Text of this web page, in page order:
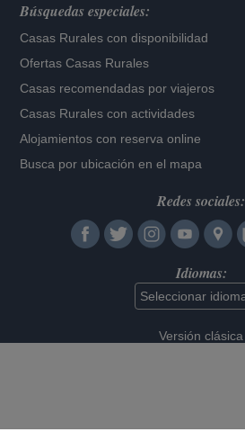
Búsquedas especiales:
Casas Rurales con disponibilidad
Ofertas Casas Rurales
Casas recomendadas por viajeros
Casas Rurales con actividades
Alojamientos con reserva online
Busca por ubicación en el mapa
Redes sociales:
Idiomas:
Versión clásica